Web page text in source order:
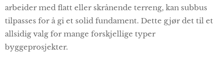
arbeider med flatt eller skrånende terreng, kan subbus
tilpasses for å gi et solid fundament. Dette gjør det til et
allsidig valg for mange forskjellige typer
byggeprosjekter.